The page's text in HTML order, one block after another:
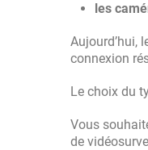
les
Aujourd’hui,
connexion
Le choix du
Vous
de